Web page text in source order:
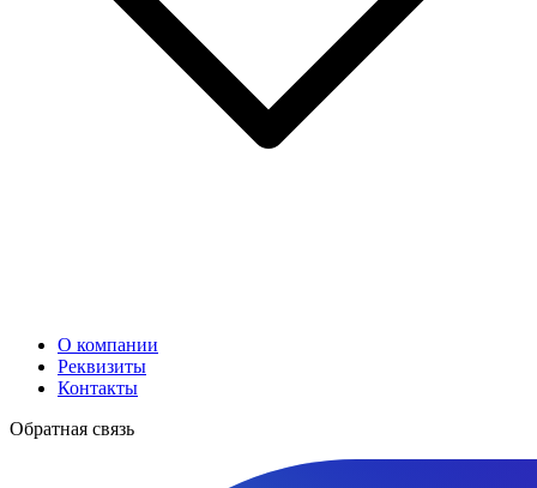
О компании
Реквизиты
Контакты
Обратная связь